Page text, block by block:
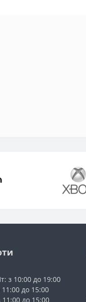
з 10:00 до 19:00
11:00 до 15:00
11:00 до 15:00